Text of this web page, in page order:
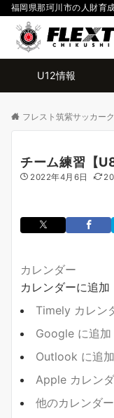
福岡県那珂川市の人財育
U12情報
フレスト筑紫サッカー
チーム練習【U8
2022年4月6日
カレンダー
カレンダーに追加
Timely カレン
Google に追加
Outlook に追加
Apple カレン
他のカレンダ